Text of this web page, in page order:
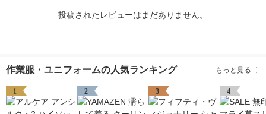
投稿されたレビューはまだありません。
作業服・ユニフォームの人気ランキング もっと見る
1 2 3 4